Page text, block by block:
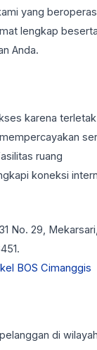
yang
lengkap
Anda.
karena
ruang
koneksi
No. 29,
BOS Cimanggis
di